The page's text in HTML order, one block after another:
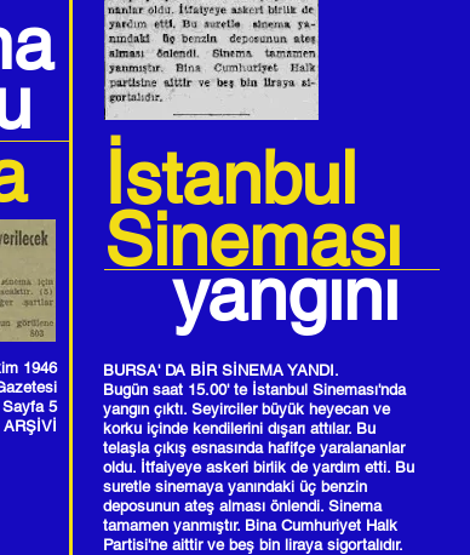
1946
Sayfa 5
ARŞİVİ
İstanbul
Sineması
yangını
BURSA' DA BİR SİNEMA YANDI.
Bugün saat 15.00' te İstanbul Sineması'nda
yangın çıktı. Seyirciler büyük heyecan ve
korku içinde kendilerini dışarı attılar. Bu
telaşla çıkış esnasında hafifçe yaralananlar
oldu. İtfaiyeye askeri birlik de yardım etti. Bu
suretle sinemaya yanındaki üç benzin
deposunun ateş alması önlendi. Sinema
tamamen yanmıştır. Bina Cumhuriyet Halk
Partisi'ne aittir ve beş bin liraya sigortalıdır.